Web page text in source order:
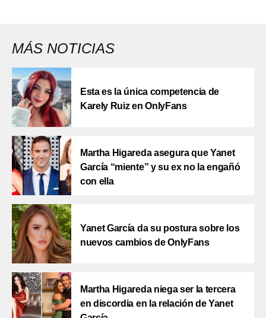
MÁS NOTICIAS
Esta es la única competencia de
Karely Ruiz en OnlyFans
Martha Higareda asegura que Yanet
García “miente” y su ex no la engañó
con ella
Yanet García da su postura sobre los
nuevos cambios de OnlyFans
Martha Higareda niega ser la tercera
en discordia en la relación de Yanet